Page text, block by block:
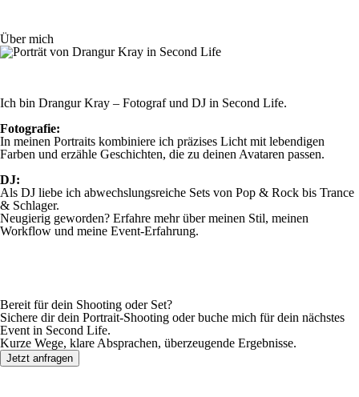
Über mich
Ich bin Drangur Kray – Fotograf und DJ in Second Life.
Fotografie:
In meinen Portraits kombiniere ich präzises Licht mit lebendigen
Farben und erzähle Geschichten, die zu deinen Avataren passen.
DJ:
Als DJ liebe ich abwechslungsreiche Sets von Pop & Rock bis Trance
& Schlager.
Neugierig geworden? Erfahre mehr über meinen Stil, meinen
Workflow und meine Event-Erfahrung.
Bereit für dein Shooting oder Set?
Sichere dir dein Portrait-Shooting oder buche mich für dein nächstes
Event in Second Life.
Kurze Wege, klare Absprachen, überzeugende Ergebnisse.
Jetzt anfragen